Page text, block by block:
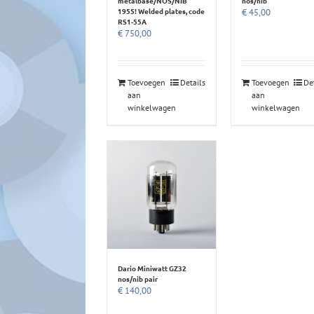
1955! Welded plates, code
RS1-55A
€750,00
Toevoegen
aan
winkelwagen
Details
€45,00
Toevoegen
aan
winkelwagen
Dario Miniwatt GZ32
nos/nib pair
€ 140,00